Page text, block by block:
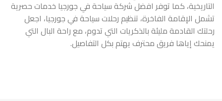
التاريخية، كما توفر افضل شركة سياحة في جورجيا خدمات حصرية
تشمل الإقامة الفاخرة، تنظيم رحلات سياحة في جورجيا، اجعل
رحلتك القادمة مليئة بالذكريات التي تدوم، مع راحة البال التي
يمنحك إياها فريق محترف يهتم بكل التفاصيل.